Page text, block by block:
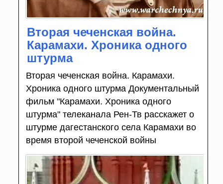
Вторая чеченская война.
Карамахи. Хроника одного
штурма
Вторая чеченская война. Карамахи.
Хроника одного штурма Документальный
фильм "Карамахи. Хроника одного
штурма" телеканала Рен-Тв расскажет о
штурме дагестанского села Карамахи во
время второй чеченской войны